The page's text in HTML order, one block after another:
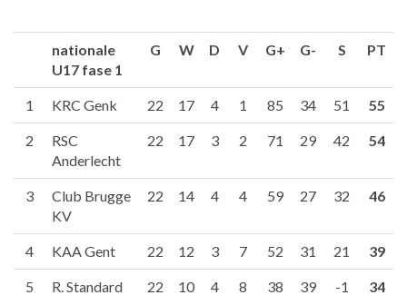
nationale
U17 fase 1
G W D V G+ G- S PT
1 KRC Genk 22 17 4 1 85 34 51 55
2
RSC
Anderlecht
22 17 3 2 71 29 42 54
3
Club Brugge
KV
22 14 4 4 59 27 32 46
4 KAA Gent 22 12 3 7 52 31 21 39
5
R. Standard
22 10 4 8 38 39 -1 34